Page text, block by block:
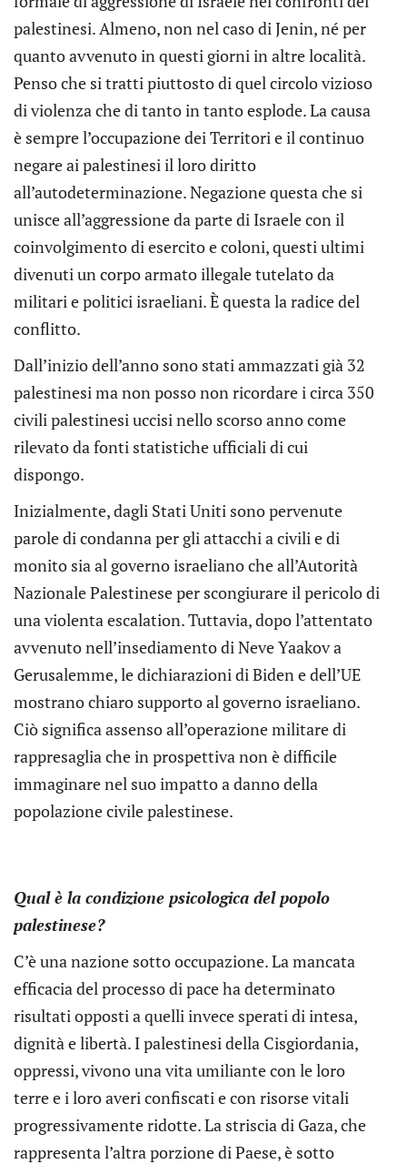
palestinesi. Almeno, non nel caso di Jenin, né per
quanto avvenuto in questi giorni in altre località.
Penso che si tratti piuttosto di quel circolo vizioso
di violenza che di tanto in tanto esplode. La causa
è sempre l’occupazione dei Territori e il continuo
negare ai palestinesi il loro diritto
all’autodeterminazione. Negazione questa che si
unisce all’aggressione da parte di Israele con il
coinvolgimento di esercito e coloni, questi ultimi
divenuti un corpo armato illegale tutelato da
militari e politici israeliani. È questa la radice del
conflitto.
Dall’inizio dell’anno sono stati ammazzati già 32
palestinesi ma non posso non ricordare i circa 350
civili palestinesi uccisi nello scorso anno come
rilevato da fonti statistiche ufficiali di cui
dispongo.
Inizialmente, dagli Stati Uniti sono pervenute
parole di condanna per gli attacchi a civili e di
monito sia al governo israeliano che all’Autorità
Nazionale Palestinese per scongiurare il pericolo di
una violenta escalation. Tuttavia, dopo l’attentato
avvenuto nell’insediamento di Neve Yaakov a
Gerusalemme, le dichiarazioni di Biden e dell’UE
mostrano chiaro supporto al governo israeliano.
Ciò significa assenso all’operazione militare di
rappresaglia che in prospettiva non è difficile
immaginare nel suo impatto a danno della
popolazione civile palestinese.
Qual è la condizione psicologica del popolo
palestinese?
C’è una nazione sotto occupazione. La mancata
efficacia del processo di pace ha determinato
risultati opposti a quelli invece sperati di intesa,
dignità e libertà. I palestinesi della Cisgiordania,
oppressi, vivono una vita umiliante con le loro
terre e i loro averi confiscati e con risorse vitali
progressivamente ridotte. La striscia di Gaza, che
rappresenta l’altra porzione di Paese, è sotto